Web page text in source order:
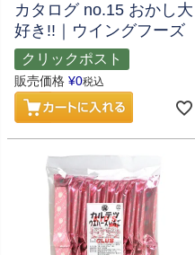
カタログ no.15 おかし大
好き!!｜ウイングフーズ
クリックポスト
販売価格 ¥0税込